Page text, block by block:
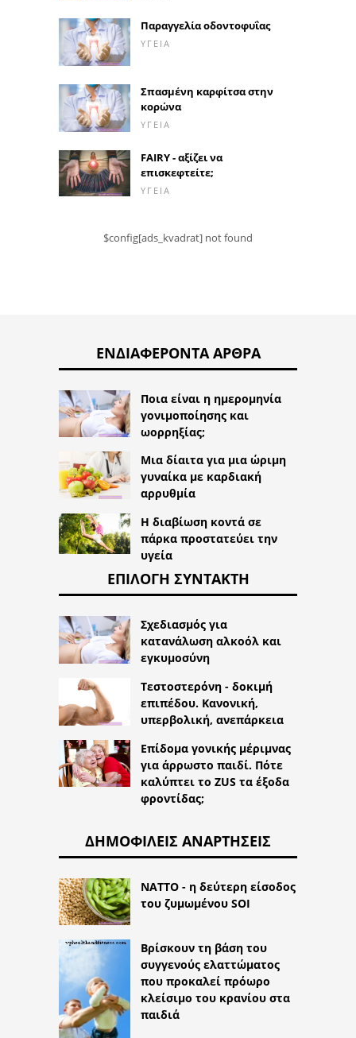
Παραγγελία οδοντοφυΐας
ΥΓΕΊΑ
Σπασμένη καρφίτσα στην
κορώνα
ΥΓΕΊΑ
FAIRY - αξίζει να
επισκεφτείτε;
ΥΓΕΊΑ
$config[ads_kvadrat] not found
ΕΝΔΙΑΦΈΡΟΝΤΑ ΆΡΘΡΑ
Ποια είναι η ημερομηνία
γονιμοποίησης και
ωορρηξίας;
Μια δίαιτα για μια ώριμη
γυναίκα με καρδιακή
αρρυθμία
Η διαβίωση κοντά σε
πάρκα προστατεύει την
υγεία
ΕΠΙΛΟΓΉ ΣΥΝΤΆΚΤΗ
Σχεδιασμός για
κατανάλωση αλκοόλ και
εγκυμοσύνη
Τεστοστερόνη - δοκιμή
επιπέδου. Κανονική,
υπερβολική, ανεπάρκεια
Επίδομα γονικής μέριμνας
για άρρωστο παιδί. Πότε
καλύπτει το ZUS τα έξοδα
φροντίδας;
ΔΗΜΟΦΙΛΕΊΣ ΑΝΑΡΤΉΣΕΙΣ
NATTO - η δεύτερη είσοδος
του ζυμωμένου SOI
Βρίσκουν τη βάση του
συγγενούς ελαττώματος
που προκαλεί πρόωρο
κλείσιμο του κρανίου στα
παιδιά